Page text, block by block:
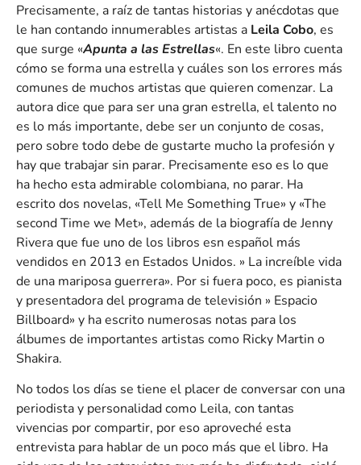
Precisamente, a raíz de tantas historias y anécdotas que
le han contando innumerables artistas a Leila Cobo, es
que surge «Apunta a las Estrellas«. En este libro cuenta
cómo se forma una estrella y cuáles son los errores más
comunes de muchos artistas que quieren comenzar. La
autora dice que para ser una gran estrella, el talento no
es lo más importante, debe ser un conjunto de cosas,
pero sobre todo debe de gustarte mucho la profesión y
hay que trabajar sin parar. Precisamente eso es lo que
ha hecho esta admirable colombiana, no parar. Ha
escrito dos novelas, «Tell Me Something True» y «The
second Time we Met», además de la biografía de Jenny
Rivera que fue uno de los libros esn español más
vendidos en 2013 en Estados Unidos. » La increíble vida
de una mariposa guerrera». Por si fuera poco, es pianista
y presentadora del programa de televisión » Espacio
Billboard» y ha escrito numerosas notas para los
álbumes de importantes artistas como Ricky Martin o
Shakira.
No todos los días se tiene el placer de conversar con una
periodista y personalidad como Leila, con tantas
vivencias por compartir, por eso aproveché esta
entrevista para hablar de un poco más que el libro. Ha